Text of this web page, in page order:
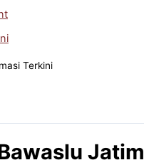
Terkini
Jatim